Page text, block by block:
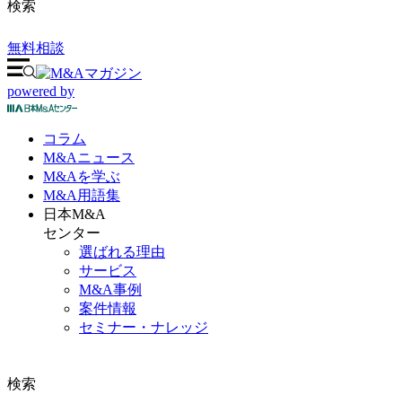
検索
無料相談
powered by
コラム
M&Aニュース
M&Aを学ぶ
M&A 用語集
日本M&A
センター
選ばれる理由
サービス
M&A事例
案件情報
セミナー・ナレッジ
検索